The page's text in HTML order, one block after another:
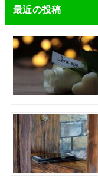
最近の投稿